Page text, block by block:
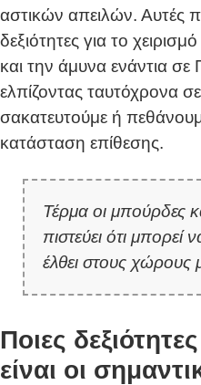
αστικών απειλών. Αυτές
δεξιότητες για το
και την άμυνα ενάντια
ελπίζοντας ταυτόχρονα
σακατευτούμε ή
κατάσταση επίθεσης.
Τέρμα οι μπούρδες
πιστεύει ότι μπορεί
έλθει στους χώρους
Ποιες
είναι οι